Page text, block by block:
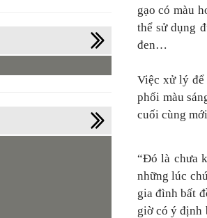
gạo có màu
thể sử dụng
đen…
Việc xử lý để
phối màu
cuối cùng
“Đó là chưa
những lúc
gia đình bất
giờ có ý định